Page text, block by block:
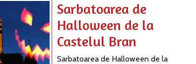
Sarbatoarea de
Halloween de la
Castelul Bran
Sarbatoarea de Halloween de la